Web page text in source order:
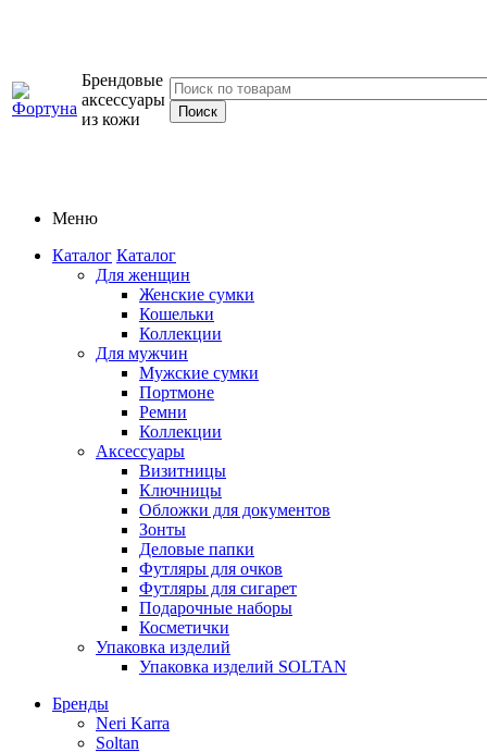
Брендовые
аксессуары
из кожи
Меню
Каталог Каталог
Для женщин
Женские сумки
Кошельки
Коллекции
Для мужчин
Мужские сумки
Портмоне
Ремни
Коллекции
Аксессуары
Визитницы
Ключницы
Обложки для документов
Зонты
Деловые папки
Футляры для очков
Футляры для сигарет
Подарочные наборы
Косметички
Упаковка изделий
Упаковка изделий SOLTAN
Бренды
Neri Karra
Soltan